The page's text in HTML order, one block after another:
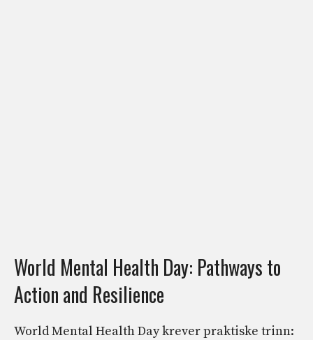
World Mental Health Day: Pathways to
Action and Resilience
World Mental Health Day krever praktiske trinn: